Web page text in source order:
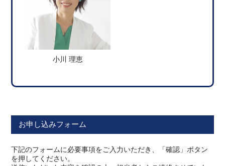
小川 理恵
お申し込みフォーム
下記のフォームに必要事項をご入力いただき、「確認」ボタン
を押してください。